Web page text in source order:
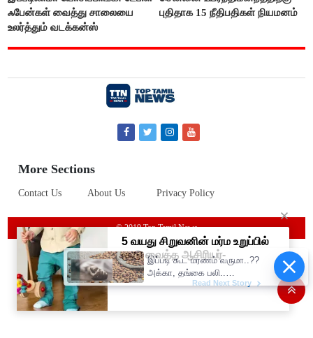
ஃபேன்கள் வைத்து சாலையை
உலர்த்தும் வடக்கன்ஸ்
புதிதாக 15 நீதிபதிகள் நியமனம்
More Sections
Contact Us About Us Privacy Policy
© 2019 Top Tamil News
இப்படி கூட மரணம் வருமா..??
அக்கா, தங்கை பலி..
கொண்டைக்கடலையால்